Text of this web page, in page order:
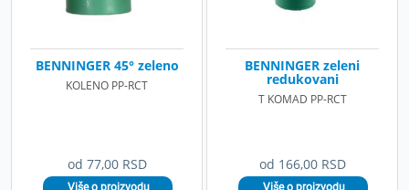
od 77,00 RSD
BENNINGER 45° zeleno
KOLENO PP-RCT
od 166,00 RSD
BENNINGER zeleni
redukovani
T KOMAD PP-RCT